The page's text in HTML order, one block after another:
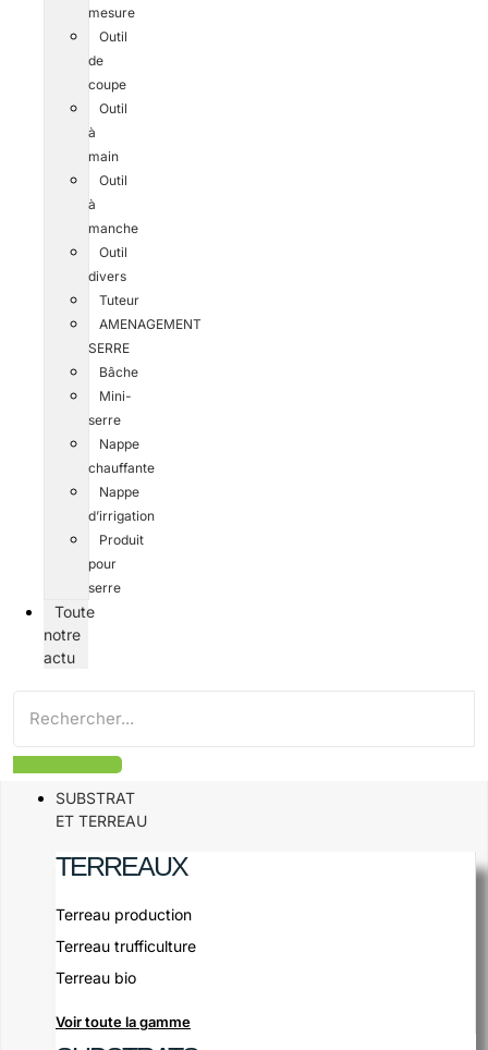
mesure
Outil
de
coupe
Outil
à
main
Outil
à
manche
Outil
divers
Tuteur
AMENAGEMENT
SERRE
Bâche
Mini-
serre
Nappe
chauffante
Nappe
d’irrigation
Produit
pour
serre
Toute
notre
actu
SUBSTRAT
ET TERREAU
TERREAUX
Terreau production
Terreau trufficulture
Terreau bio
Voir toute la gamme